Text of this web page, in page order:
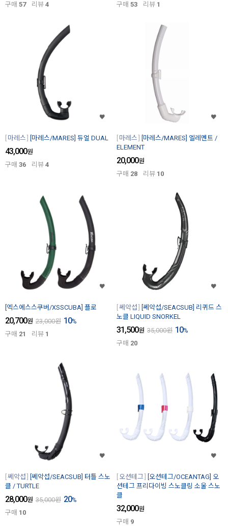
구매 57 리뷰 4
구매 53 리뷰 1
마레스 [마레스/MARES] 듀얼 DUAL
43,000원
구매 36 리뷰 4
마레스
[마레스/MARES] 엘레멘트 /
ELEMENT
20,000원
구매 28 리뷰 10
[엑스에스스쿠버/XSSCUBA] 플로
20,700원 23,000원 10%
구매 21 리뷰 1
쎄악섭
[쎄악섭/SEACSUB] 리퀴드 스
노클 LIQUID SNORKEL
31,500원 35,000원 10%
구매 20
쎄악섭
[쎄악섭/SEACSUB] 터틀 스노
클 / TURTLE
28,000원 35,000원 20%
구매 10
오션테그
[오션테그/OCEANTAG] 오
션테그 프리다이빙 스노클링 소울 스노
클
32,000원
구매 9